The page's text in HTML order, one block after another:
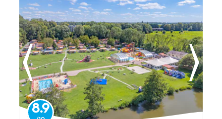
el minigolf o en los campos multideporte. ⚽
Animaciones festivas, como las fiestas de la espuma,
garantizan momentos de alegría. 🥳 Explore los
alrededores: Disneyland París (20 km), Parc Astérix, la
Torre Eiffel, el Castillo de Vaux-le-Vicomte y la Reserva
Safari de Lumigny están al alcance. ¡Le espera una
estancia memorable!
La opinión de Carolina
¿Buscas una estancia familiar donde todos
encuentren su felicidad? ¡Este camping es una
8.9